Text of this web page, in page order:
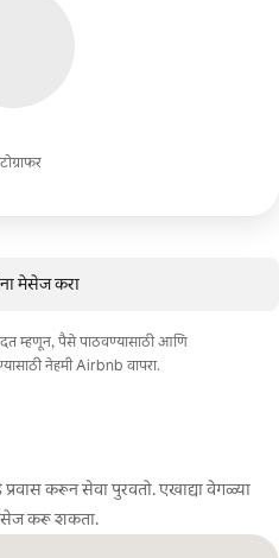
मेसेज करा
म्हणून, पैसे पाठवण्यासाठी आणि
नेहमी Airbnb वापरा.
करून सेवा पुरवतो. एखाद्या वेगळ्या
करू शकता.